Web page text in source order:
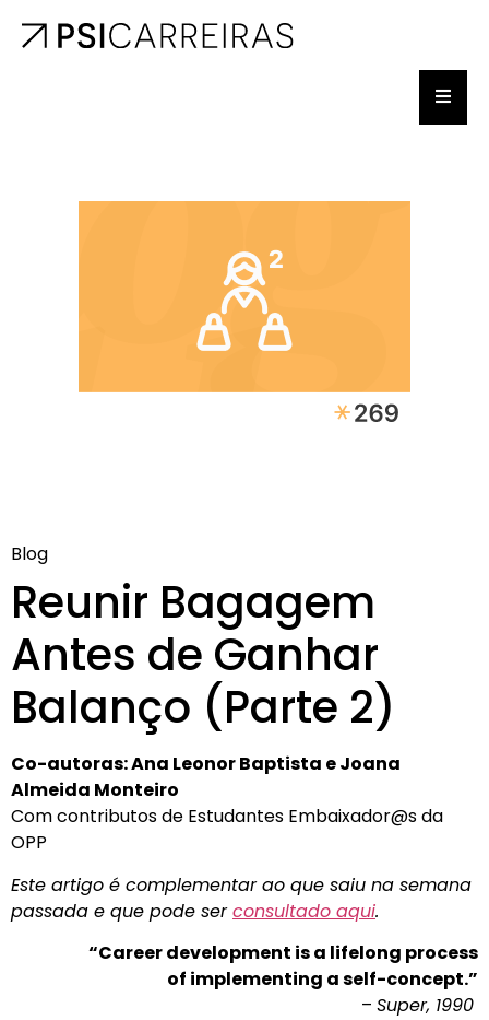
Blog
Reunir Bagagem
Antes de Ganhar
Balanço (Parte 2)
Co-autoras: Ana Leonor Baptista e Joana
Almeida Monteiro
Com contributos de Estudantes Embaixador@s da
OPP
Este artigo é complementar ao que saiu na semana
passada e que pode serconsultado aqui.
“Career development is a lifelong process
of implementing a self-concept.”
– Super, 1990